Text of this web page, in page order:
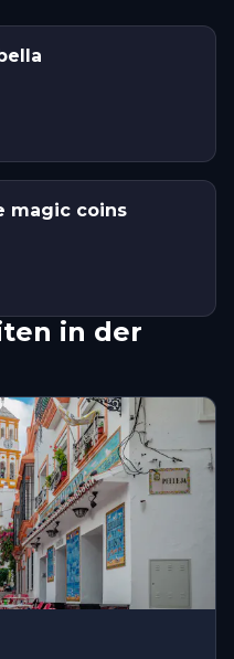
magic coins
in der